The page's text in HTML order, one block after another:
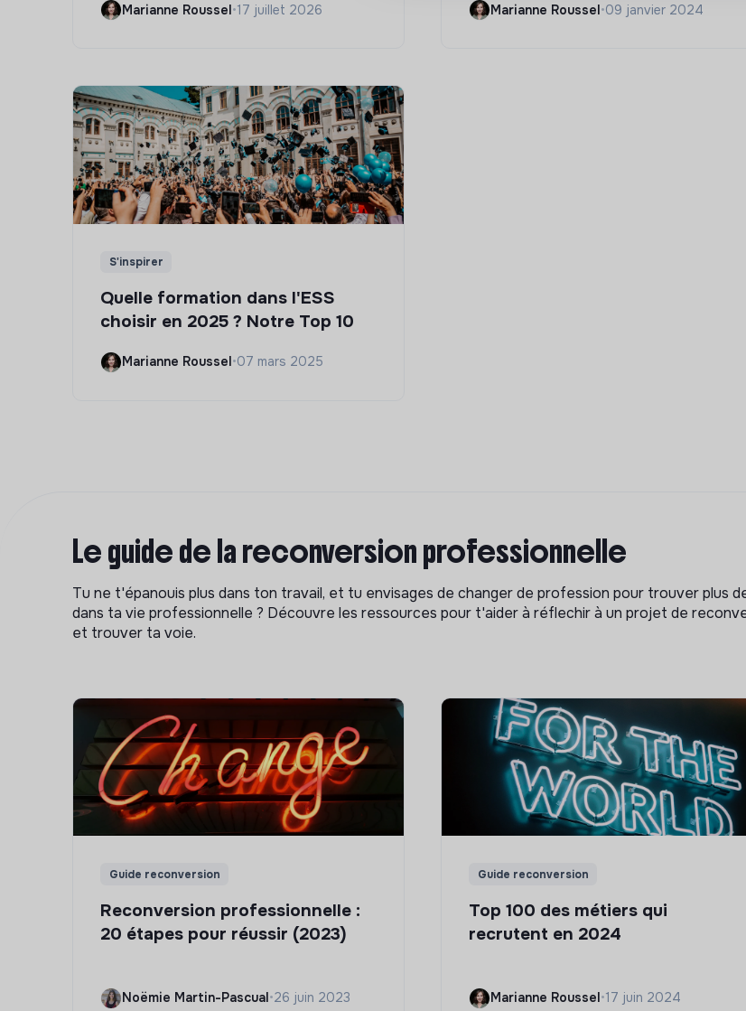
Marianne Roussel•17 juillet 2026 Marianne Roussel•09 janvier 2024
S'inspirer
Quelle formation dans l'ESS
choisir en 2025 ? Notre Top 10
Marianne Roussel •07 mars 2025
Le guide de la reconversion professionnelle
Tu ne t'épanouis plus dans ton travail, et tu envisages de changer de profession pour trouver plus
dans ta vie professionnelle ? Découvre les ressources pour t'aider à réflechir à un projet de
et trouver ta voie.
Guide reconversion
Reconversion professionnelle :
20 étapes pour réussir (2023)
Noëmie Martin-Pascual•26 juin 2023
Guide reconversion
Top 100 des métiers qui
recrutent en 2024
Marianne Roussel•17 juin 2024